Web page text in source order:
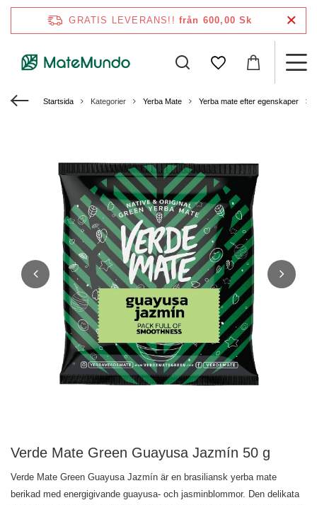
GRATIS LEVERANS!! från 600,00 Sk
Startsida Kategorier Yerba Mate Yerba mate efter egenskaper
Verde Mate Green Guayusa Jazmín 50 g
Verde Mate Green Guayusa Jazmín är en brasiliansk yerba mate
berikad med energigivande guayusa- och jasminblommor. Den delikata